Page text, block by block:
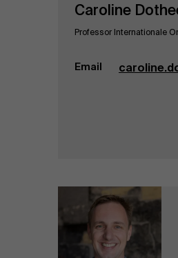
Caroline
Professor Internationale
Email